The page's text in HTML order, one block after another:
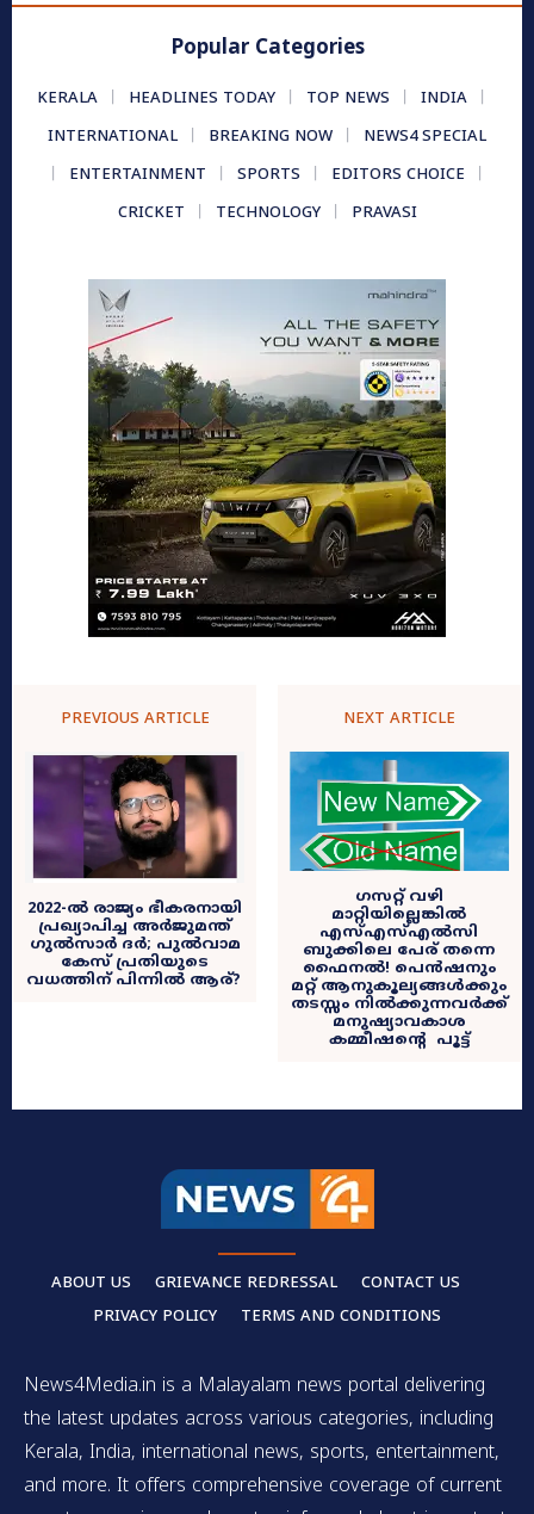
Popular Categories
KERALA HEADLINES TODAY TOP NEWS
INDIA
INTERNATIONAL
BREAKING NOW
NEWS4 SPECIAL
ENTERTAINMENT
SPORTS
EDITORS CHOICE
CRICKET
TECHNOLOGY PRAVASI
PREVIOUS ARTICLE
2022-ൽ രാജ്യം ഭീകരനായി
പ്രഖ്യാപിച്ച അർജുമന്ത്
ഗുൽസാർ ദർ; പുൽവാമ
കേസ് പ്രതിയുടെ
വധത്തിന് പിന്നിൽ ആര്?
NEXT ARTICLE
ഗസറ്റ് വഴി
മാറ്റിയില്ലെങ്കിൽ
എസ്എസ്എൽസി
ബുക്കിലെ പേര് തന്നെ
ഫൈനൽ! പെൻഷനും
മറ്റ് ആനുകൂല്യങ്ങൾക്കും
തടസ്സം നിൽക്കുന്നവർക്ക്
മനുഷ്യാവകാശ
കമ്മീഷന്റെ പൂട്ട്
ABOUT US GRIEVANCE REDRESSAL
CONTACT US
PRIVACY POLICY
TERMS AND CONDITIONS
News4Media.in is a Malayalam news portal delivering
the latest updates across various categories, including
Kerala, India, international news, sports, entertainment,
and more. It offers comprehensive coverage of current